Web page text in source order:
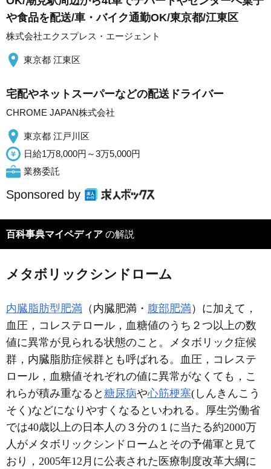
や食品を配送/車・バイク通勤OK/東京都/江東区
株式会社エクスプレス・エージェント
東京都 江東区
宅配やネットスーパーなどの配送ドライバー
CHROME JAPAN株式会社
東京都 江戸川区
日給1万8,000円～3万5,000円
業務委託
Sponsored by
百科事典マイペディア の解説
メタボリックシンドローム
内臓脂肪型肥満 （内臓肥満・ 腹部肥満 ）に加えて，
血圧，コレステロール，血糖値のうち２つ以上の数
値に異常が見られる状態のこと。メタボリック症候
群，内臓脂肪症候群とも呼ばれる。血圧，コレステ
ロール，血糖値それぞれの値に異常がなくても，こ
れらが積み重なると 糖尿病や心筋梗塞(しんきんこう
そく)などになりやすくなるといわれる。厚生労働省
では40歳以上の日本人の３分の１に当たる約2000万
人がメタボリックシンドロームとその予備軍と見て
おり，2005年12月に公表された医療制度改革大綱に